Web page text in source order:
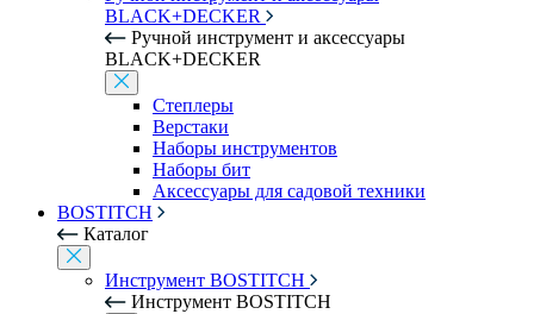
BLACK+DECKER
Ручной инструмент и аксессуары
BLACK+DECKER
Степлеры
Верстаки
Наборы инструментов
Наборы бит
Аксессуары для садовой техники
BOSTITCH
Каталог
Инструмент BOSTITCH
Инструмент BOSTITCH